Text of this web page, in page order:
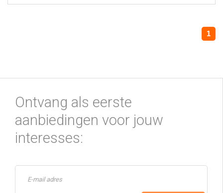
1
Ontvang als eerste
aanbiedingen voor jouw
interesses: